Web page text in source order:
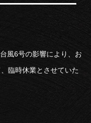
風6号の影響により、お
臨時休業とさせていた